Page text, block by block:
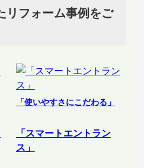
リフォーム事例をご
「使いやすさにこだわる」
「スマートエントラン
ス」